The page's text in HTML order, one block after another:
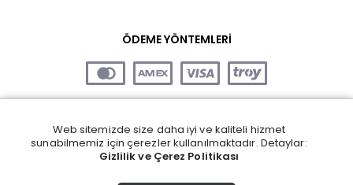
ÖDEME YÖNTEMLERİ
Web sitemizde size daha iyi ve kaliteli hizmet
sunabilmemiz için çerezler kullanılmaktadır. Detaylar:
Gizlilik ve Çerez Politikası